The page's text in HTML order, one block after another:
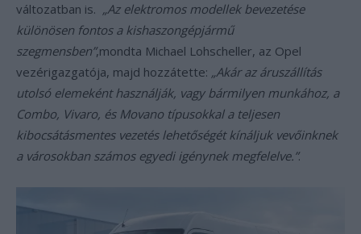
változatban is. „Az elektromos modellek bevezetése
különösen fontos a kishaszongépjármű
szegmensben”,mondta Michael Lohscheller, az Opel
vezérigazgatója, majd hozzátette: „Akár az áruszállítás
utolsó elemeként használják, vagy bármilyen munkához, a
Combo, Vivaro, és Movano típusokkal a teljesen
kibocsátásmentes vezetés lehetőségét kínáljuk vevőinknek
a városokban számos egyedi igénynek megfelelve.”.